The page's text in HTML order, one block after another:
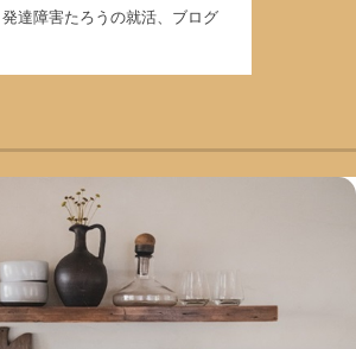
達障害たろうの就活、ブログ